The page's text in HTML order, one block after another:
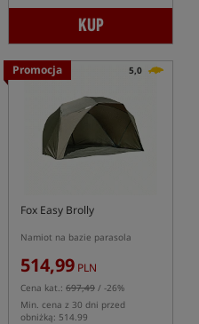
KUP
Promocja 5,0
Fox Easy Brolly
Namiot na bazie parasola
514,99 PLN
Cena kat.: 697,49 / -26%
Min. cena z 30 dni przed
obniżką: 514.99